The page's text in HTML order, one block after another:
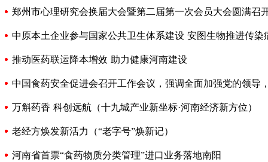
郑州市心理研究会换届大会暨第二届第一次会员大会圆满召
中原本土企业参与国家公共卫生体系建设 安图生物推进传染
推动医药联运降本增效 助力健康河南建设
中国食药安全促进会召开工作会议，强调全面加强党的领导
万斛药香 科创远航（十九城产业新坐标·河南经济新方位）
老经方焕发新活力（“老字号”焕新记）
河南省首票“食药物质分类管理”进口业务落地南阳